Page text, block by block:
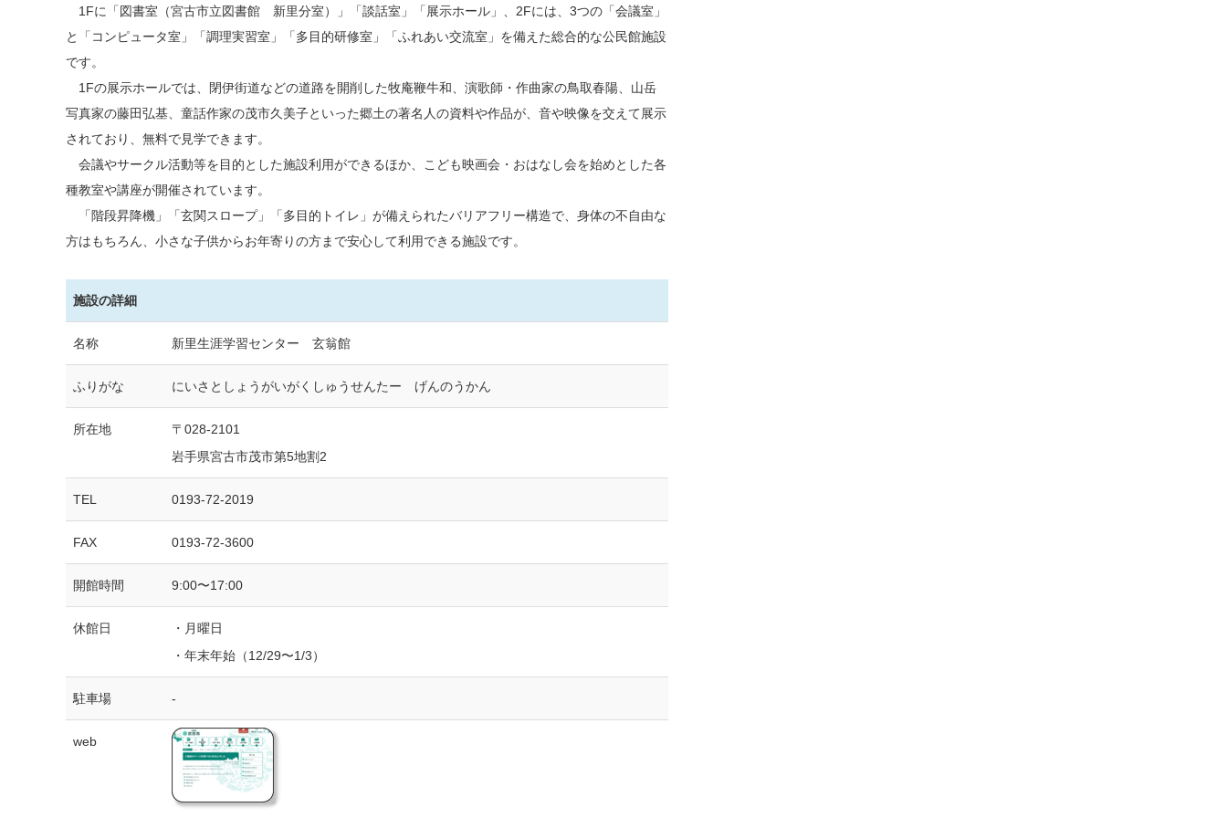
1Fに「図書室（宮古市立図書館 新里分室）」「談話室」「展示ホール」、2Fには、3つの「会議室」
と「コンピュータ室」「調理実習室」「多目的研修室」「ふれあい交流室」を備えた総合的な公民館施設
です。
1Fの展示ホールでは、閉伊街道などの道路を開削した牧庵鞭牛和、演歌師・作曲家の鳥取春陽、山岳
写真家の藤田弘基、童話作家の茂市久美子といった郷土の著名人の資料や作品が、音や映像を交えて展示
されており、無料で見学できます。
会議やサークル活動等を目的とした施設利用ができるほか、こども映画会・おはなし会を始めとした各
種教室や講座が開催されています。
「階段昇降機」「玄関スロープ」「多目的トイレ」が備えられたバリアフリー構造で、身体の不自由な
方はもちろん、小さな子供からお年寄りの方まで安心して利用できる施設です。
施設の詳細
名称 新里生涯学習センター 玄翁館
ふりがな にいさとしょうがいがくしゅうせんたー げんのうかん
所在地
〒028-2101
岩手県宮古市茂市第5地割2
TEL 0193-72-2019
FAX 0193-72-3600
開館時間 9:00〜17:00
休館日
・月曜日
・年末年始（12/29〜1/3）
駐車場 -
web